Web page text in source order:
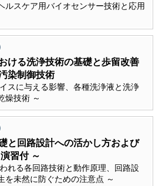
ルスケア用バイオセンサー技術と応用
ける洗浄技術の基礎と歩留改善
染制御技術
スに与える影響、各種洗浄液と洗浄
燥技術 ～
と回路設計への活かし方および
習付 ～
れる各回路技術と動作原理、回路設
を未然に防ぐための注意点 ～